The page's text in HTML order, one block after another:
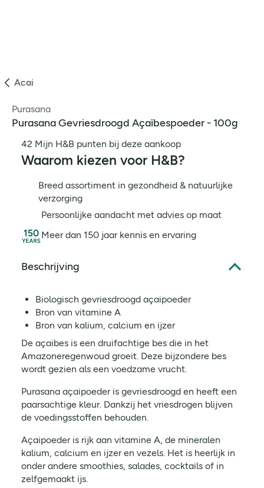
Acai
Purasana
Purasana Gevriesdroogd Açaïbespoeder - 100g
42 Mijn H&B punten bij deze aankoop
Waarom kiezen voor H&B?
Breed assortiment in gezondheid & natuurlijke
verzorging
Persoonlijke aandacht met advies op maat
Meer dan 150 jaar kennis en ervaring
Beschrijving
Biologisch gevriesdroogd açaipoeder
Bron van vitamine A
Bron van kalium, calcium en ijzer
De açaibes is een druifachtige bes die in het
Amazoneregenwoud groeit. Deze bijzondere bes
wordt gezien als een voedzame vrucht.
Purasana açaipoeder is gevriesdroogd en heeft een
paarsachtige kleur. Dankzij het vriesdrogen blijven
de voedingsstoffen behouden.
Açaipoeder is rijk aan vitamine A, de mineralen
kalium, calcium en ijzer en vezels. Het is heerlijk in
onder andere smoothies, salades, cocktails of in
zelfgemaakt ijs.